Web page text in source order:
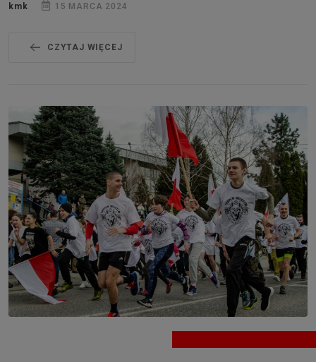
kmk 15 MARCA 2024
CZYTAJ WIĘCEJ